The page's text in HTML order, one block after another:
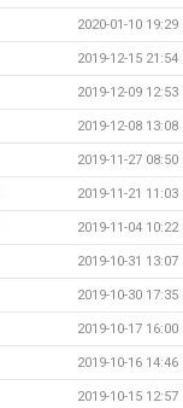
2020-01-10 19:29
2019-12-15 21:54
2019-12-09 12:53
2019-12-08 13:08
2019-11-27 08:50
2019-11-21 11:03
2019-11-04 10:22
2019-10-31 13:07
2019-10-30 17:35
2019-10-17 16:00
2019-10-16 14:46
2019-10-15 12:57